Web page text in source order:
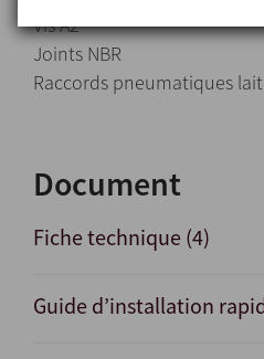
Vis A2
Joints NBR
Raccords pneumatiques
Document
Fiche technique (4)
Guide d’installation